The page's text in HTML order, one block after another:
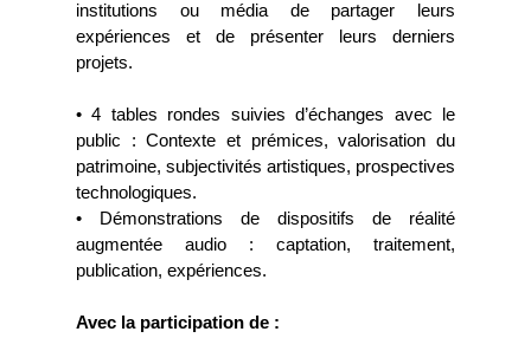
institutions ou média de partager leurs
expériences et de présenter leurs derniers
projets.
• 4 tables rondes suivies d’échanges avec le
public : Contexte et prémices, valorisation du
patrimoine, subjectivités artistiques, prospectives
technologiques.
• Démonstrations de dispositifs de réalité
augmentée audio : captation, traitement,
publication, expériences.
Avec la participation de :